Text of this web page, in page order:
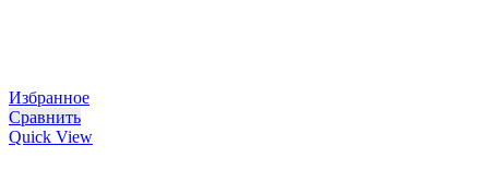
Избранное
Сравнить
Quick View